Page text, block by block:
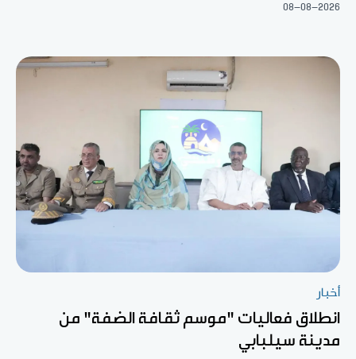
08-08-2026
أخبار
انطلاق فعاليات "موسم ثقافة الضفة" من
مدينة سيلبابي